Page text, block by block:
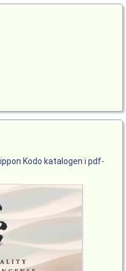
Kodo katalogen i pdf-